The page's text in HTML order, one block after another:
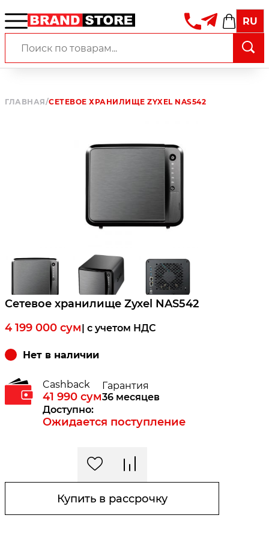
RU
ГЛАВНАЯ/СЕТЕВОЕ ХРАНИЛИЩЕ ZYXEL NAS542
Сетевое хранилище Zyxel NAS542
4 199 000 сум| c учетом НДС
Нет в наличии
Cashback
41 990 сум
Гарантия
36 месяцев
Доступно:
Ожидается поступление
Купить в рассрочку